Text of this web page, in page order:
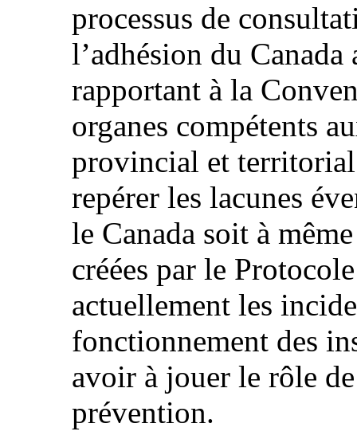
processus de
l’adhésion du
rapportant à la
organes compétents
provincial et territorial
repérer les lacunes
le Canada soit à
créées par le
actuellement les
fonctionnement des
avoir à jouer le rôle
prévention.